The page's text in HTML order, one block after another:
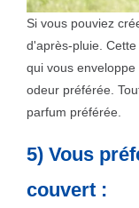
Si vous pouviez
d'après-pluie.
qui vous
odeur préférée.
parfum préférée.
5) Vous
couvert :